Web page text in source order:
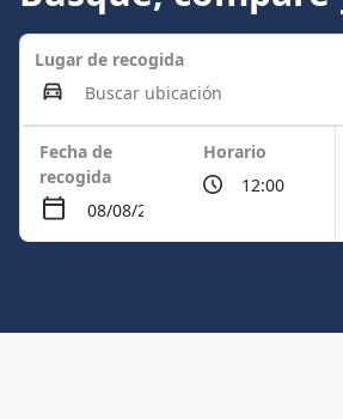
Lugar de recogida
Fecha de
recogida
Horario